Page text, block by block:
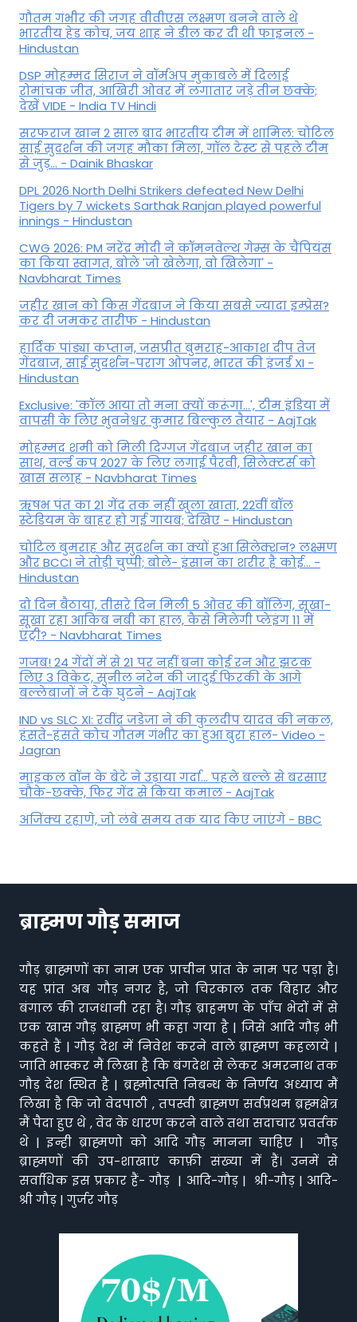
गौतम गंभीर की जगह वीवीएस लक्ष्मण बनने वाले थे
भारतीय हेड कोच, जय शाह ने डील कर दी थी फाइनल -
Hindustan
DSP मोहम्मद सिराज ने वॉर्मअप मुकाबले में दिलाई
रोमांचक जीत, आखिरी ओवर में लगातार जड़े तीन छक्के;
देखें VIDE - India TV Hindi
सरफराज खान 2 साल बाद भारतीय टीम में शामिल: चोटिल
साई सुदर्शन की जगह मौका मिला, गॉल टेस्ट से पहले टीम
से जुड़... - Dainik Bhaskar
DPL 2026 North Delhi Strikers defeated New Delhi
Tigers by 7 wickets Sarthak Ranjan played powerful
innings - Hindustan
CWG 2026: PM नरेंद्र मोदी ने कॉमनवेल्थ गेम्स के चैंपियंस
का किया स्वागत, बोले 'जो खेलेगा, वो खिलेगा' -
Navbharat Times
जहीर खान को किस गेंदबाज ने किया सबसे ज्यादा इम्प्रेस?
कर दी जमकर तारीफ - Hindustan
हार्दिक पांड्या कप्तान, जसप्रीत बुमराह-आकाश दीप तेज
गेंदबाज, साई सुदर्शन-पराग ओपनर, भारत की इंजर्ड XI -
Hindustan
Exclusive: 'कॉल आया तो मना क्यों करूंगा...', टीम इंडिया में
वापसी के लिए भुवनेश्वर कुमार बिल्कुल तैयार - AajTak
मोहम्मद शमी को मिली दिग्गज गेंदबाज जहीर खान का
साथ, वर्ल्ड कप 2027 के लिए लगाई पैरवी, सिलेक्टर्स को
खास सलाह - Navbharat Times
ऋषभ पंत का 21 गेंद तक नहीं खुला खाता, 22वीं बॉल
स्टेडियम के बाहर हो गई गायब; देखिए - Hindustan
चोटिल बुमराह और सुदर्शन का क्यों हुआ सिलेक्शन? लक्ष्मण
और BCCI ने तोड़ी चुप्पी; बोले- इंसान का शरीर है कोई… -
Hindustan
दो दिन बैठाया, तीसरे दिन मिली 5 ओवर की बॉलिंग, सूखा-
सूखा रहा आकिब नबी का हाल, कैसे मिलेगी प्लेइंग 11 में
एंट्री? - Navbharat Times
गजब! 24 गेंदों में से 21 पर नहीं बना कोई रन और झटक
लिए 3 विकेट, सुनील नरेन की जादुई फिरकी के आगे
बल्लेबाजों ने टेके घुटने - AajTak
IND vs SLC XI: रवींद्र जडेजा ने की कुलदीप यादव की नकल,
हंसते-हंसते कोच गौतम गंभीर का हुआ बुरा हाल- Video -
Jagran
माइकल वॉन के बेटे ने उड़ाया गर्दा... पहले बल्ले से बरसाए
चौके-छक्के, फिर गेंद से किया कमाल - AajTak
अजिंक्य रहाणे, जो लंबे समय तक याद किए जाएंगे - BBC
ब्राह्मण गौड़ समाज
गौड़ ब्राह्मणों का नाम एक प्राचीन प्रांत के नाम पर पड़ा है।
यह प्रांत अब गौड़ नगर है, जो चिरकाल तक बिहार और
बंगाल की राजधानी रहा है। गौड़ ब्राहमण के पाँच भेदों में से
एक खास गौड़ ब्राह्मण भी कहा गया है | जिसे आदि गौड़ भी
कहते हैं | गौड़ देश में निवेश करने वाले ब्राह्मण कहलाये |
जाति भास्कर मैं लिखा है कि बंगदेश से लेकर अमरनाथ तक
गौड़ देश स्थित है | ब्रह्मोत्पत्ति निबन्ध के निर्णय अध्याय मैं
लिखा है कि जो वेदपाठी , तपस्वी ब्राह्मण सर्वप्रथम ब्रह्मक्षेत्र
मैं पैदा हुए थे , वेद के धारण करने वाले तथा सदाचार प्रवर्तक
थे | इन्ही ब्राह्मणो को आदि गौड़ मानना चाहिए | गौड़
ब्राह्मणों की उप-शाखाएं काफ़ी संख्या में हैं। उनमें से
सर्वाधिक इस प्रकार हैं- गौड़ | आदि-गौड़ | श्री-गौड़ | आदि-
श्री गौड़ | गुर्जर गौड़